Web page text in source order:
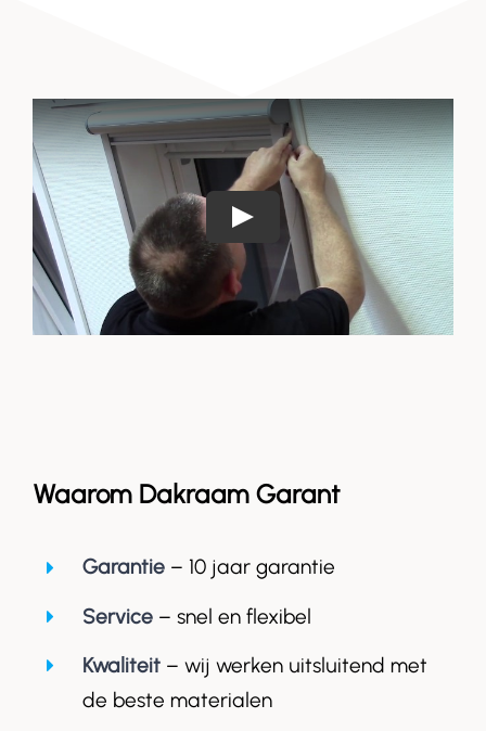
Waarom Dakraam Garant
Garantie– 10 jaar garantie
Service – snel en flexibel
Kwaliteit– wij werken uitsluitend met
de beste materialen